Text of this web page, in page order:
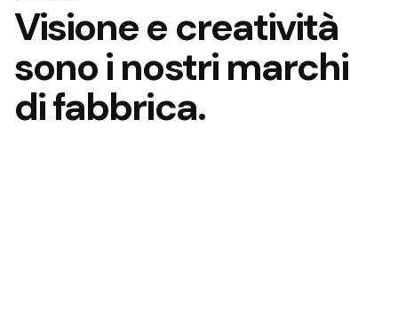
Visione e creatività
sono i nostri marchi
di fabbrica.